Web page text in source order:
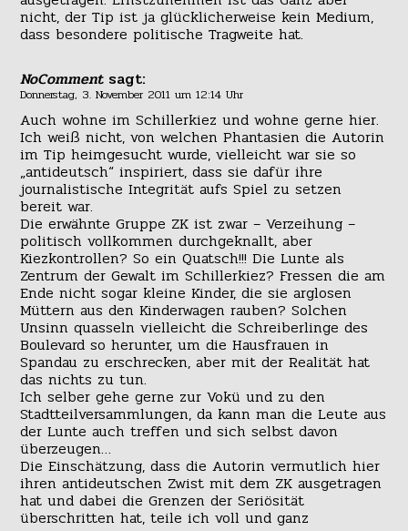
nicht, der Tip ist ja glücklicherweise kein Medium,
dass besondere politische Tragweite hat.
NoComment sagt:
Donnerstag, 3. November 2011 um 12:14 Uhr
Auch wohne im Schillerkiez und wohne gerne hier.
Ich weiß nicht, von welchen Phantasien die Autorin
im Tip heimgesucht wurde, vielleicht war sie so
„antideutsch“ inspiriert, dass sie dafür ihre
journalistische Integrität aufs Spiel zu setzen
bereit war.
Die erwähnte Gruppe ZK ist zwar – Verzeihung –
politisch vollkommen durchgeknallt, aber
Kiezkontrollen? So ein Quatsch!!! Die Lunte als
Zentrum der Gewalt im Schillerkiez? Fressen die am
Ende nicht sogar kleine Kinder, die sie arglosen
Müttern aus den Kinderwagen rauben? Solchen
Unsinn quasseln vielleicht die Schreiberlinge des
Boulevard so herunter, um die Hausfrauen in
Spandau zu erschrecken, aber mit der Realität hat
das nichts zu tun.
Ich selber gehe gerne zur Vokü und zu den
Stadtteilversammlungen, da kann man die Leute aus
der Lunte auch treffen und sich selbst davon
überzeugen…
Die Einschätzung, dass die Autorin vermutlich hier
ihren antideutschen Zwist mit dem ZK ausgetragen
hat und dabei die Grenzen der Seriösität
überschritten hat, teile ich voll und ganz